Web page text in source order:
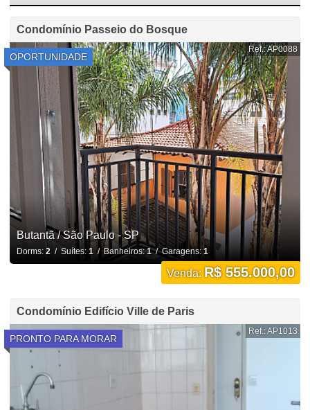
Condomínio Passeio do Bosque
OPORTUNIDADE
Ref.: AP0088
Butantã / São Paulo - SP
Dorms: 2/ Suítes: 1 / Banheiros:1/ Garagens: 1
Venda: R$ 555.000,00
Condomínio Edifício Ville de Paris
PRONTO PARA MORAR
Ref.: AP1013